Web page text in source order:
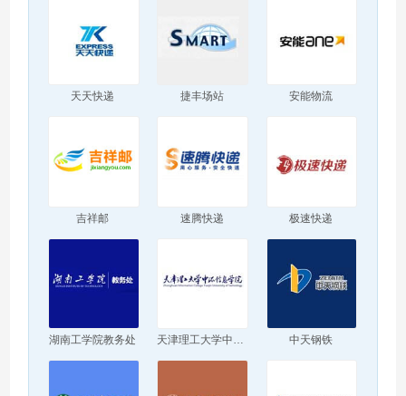
天天快递 捷丰场站 安能物流
吉祥邮 速腾快递 极速快递
湖南工学院教务处 天津理工大学中环信息学院 中天钢铁